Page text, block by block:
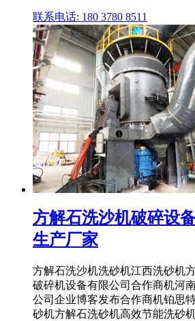
联系电话: 180 3780 8511
方解石洗沙机破碎设
生产厂家
方解石洗沙机洗砂机江西洗砂机
破碎机设备有限公司合作商机河
公司企业博客发布合作商机铂思
砂机方解石洗砂机高效节能洗砂